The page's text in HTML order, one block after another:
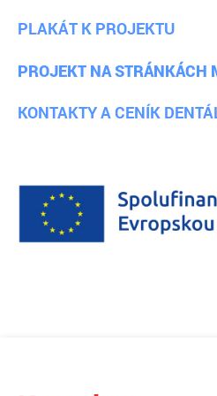
PLAKÁT K PROJEKTU
PROJEKT NA STRÁNKÁCH
KONTAKTY A CENÍK